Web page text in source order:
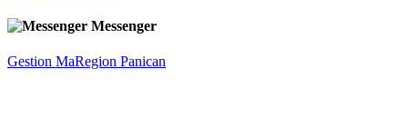
Messenger
Gestion MaRegion Panican